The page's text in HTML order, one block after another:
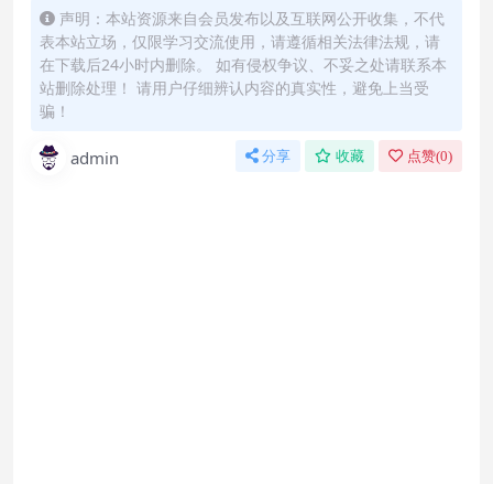
声明：本站资源来自会员发布以及互联网公开收集，不代
表本站立场，仅限学习交流使用，请遵循相关法律法规，请
在下载后24小时内删除。 如有侵权争议、不妥之处请联系本
站删除处理！ 请用户仔细辨认内容的真实性，避免上当受
骗！
admin 分享 收藏 点赞(0)